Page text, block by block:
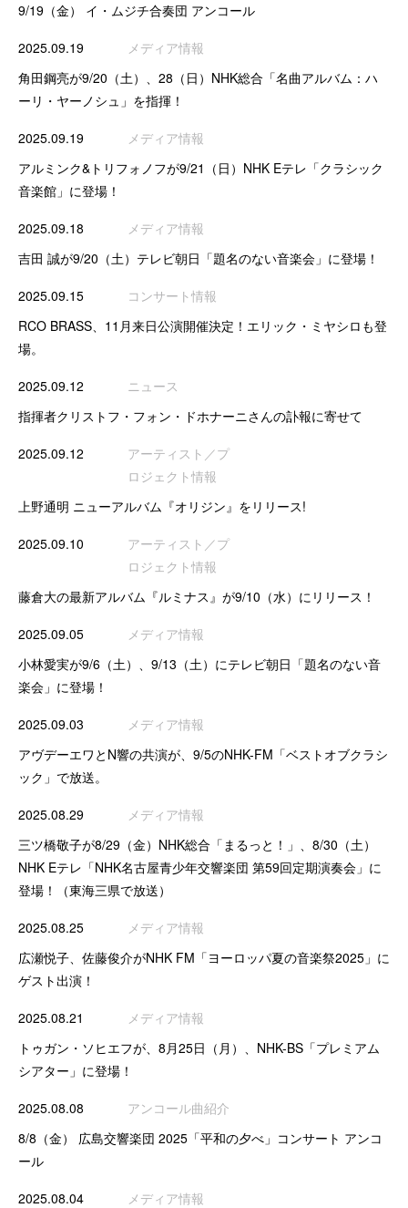
9/19（金） イ・ムジチ合奏団 アンコール
2025.09.19
メディア情報
角田鋼亮が9/20（土）、28（日）NHK総合「名曲アルバム：ハ
ーリ・ヤーノシュ」を指揮！
2025.09.19
メディア情報
アルミンク&トリフォノフが9/21（日）NHK Eテレ「クラシック
音楽館」に登場！
2025.09.18
メディア情報
吉田 誠が9/20（土）テレビ朝日「題名のない音楽会」に登場！
2025.09.15
コンサート情報
RCO BRASS、11月来日公演開催決定！エリック・ミヤシロも登
場。
2025.09.12
ニュース
指揮者クリストフ・フォン・ドホナーニさんの訃報に寄せて
2025.09.12
アーティスト／プ
ロジェクト情報
上野通明 ニューアルバム『オリジン』をリリース!
2025.09.10
アーティスト／プ
ロジェクト情報
藤倉大の最新アルバム『ルミナス』が9/10（水）にリリース！
2025.09.05
メディア情報
小林愛実が9/6（土）、9/13（土）にテレビ朝日「題名のない音
楽会」に登場！
2025.09.03
メディア情報
アヴデーエワとN響の共演が、9/5のNHK-FM「ベストオブクラシ
ック」で放送。
2025.08.29
メディア情報
三ツ橋敬子が8/29（金）NHK総合「まるっと！」、8/30（土）
NHK Eテレ「NHK名古屋青少年交響楽団 第59回定期演奏会」に
登場！（東海三県で放送）
2025.08.25
メディア情報
広瀬悦子、佐藤俊介がNHK FM「ヨーロッパ夏の音楽祭2025」に
ゲスト出演！
2025.08.21
メディア情報
トゥガン・ソヒエフが、8月25日（月）、NHK-BS「プレミアム
シアター」に登場！
2025.08.08
アンコール曲紹介
8/8（金） 広島交響楽団 2025「平和の夕べ」コンサート アンコ
ール
2025.08.04 メディア情報